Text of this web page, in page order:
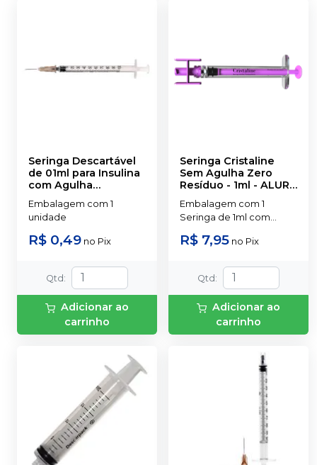
Seringa Descartável
de 01ml para Insulina
com Agulha
0,45x13mm Bico Liso
(Luer Slip) -SR
Embalagem com 1
unidade
R$ 0,49 no Pix
Qtd :
Adicionar ao
carrinho
Seringa Cristaline
Sem Agulha Zero
Resíduo - 1ml - ALUR
MEDICAL
Embalagem com 1
Seringa de 1ml com
adaptador de
transferência + capa.
R$ 7,95 no Pix
Qtd :
Adicionar ao
carrinho